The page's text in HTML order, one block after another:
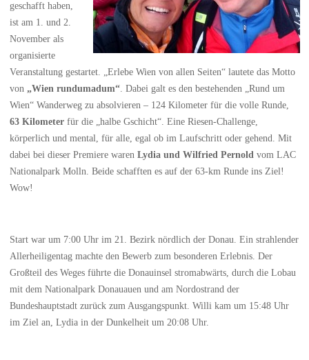
geschafft haben,
ist am 1. und 2.
November als
organisierte
Veranstaltung gestartet. „Erlebe Wien von allen Seiten“ lautete das Motto
von„Wien rundumadum“. Dabei galt es den bestehenden „Rund um
Wien“ Wanderweg zu absolvieren – 124 Kilometer für die volle Runde,
63 Kilometerfür die „halbe Gschicht“. Eine Riesen-Challenge,
körperlich und mental, für alle, egal ob im Laufschritt oder gehend. Mit
dabei bei dieser Premiere waren Lydia und Wilfried Pernoldvom LAC
Nationalpark Molln. Beide schafften es auf der 63-km Runde ins Ziel!
Wow!
Start war um 7:00 Uhr im 21. Bezirk nördlich der Donau. Ein strahlender
Allerheiligentag machte den Bewerb zum besonderen Erlebnis. Der
Großteil des Weges führte die Donauinsel stromabwärts, durch die Lobau
mit dem Nationalpark Donauauen und am Nordostrand der
Bundeshauptstadt zurück zum Ausgangspunkt. Willi kam um 15:48 Uhr
im Ziel an, Lydia in der Dunkelheit um 20:08 Uhr.